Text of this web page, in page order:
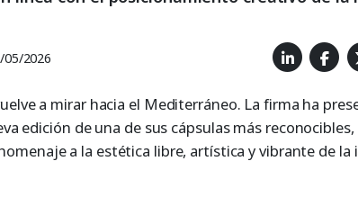
2026
a mirar hacia el Mediterráneo. La firma ha
edición de una de sus cápsulas más reconocibles,
a la estética libre, artística y vibrante de la